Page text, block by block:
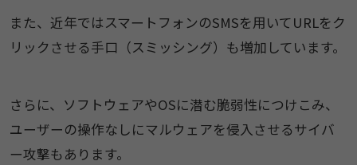
また、近年ではスマートフォンのSMSを用いてURLをク
リックさせる手口（スミッシング）も増加しています。
さらに、ソフトウェアやOSに潜む脆弱性につけこみ、
ユーザーの操作なしにマルウェアを侵入させるサイバ
ー攻撃もあります。